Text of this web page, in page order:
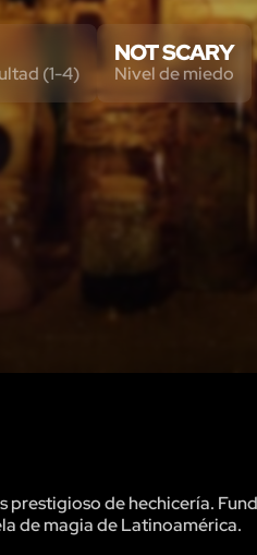
(1-4)
NOT SCARY
Nivel de miedo
de hechicería.
de magia de Latinoamérica.